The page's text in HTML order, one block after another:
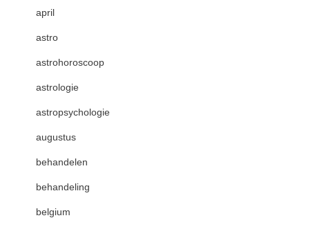
april
astro
astrohoroscoop
astrologie
astropsychologie
augustus
behandelen
behandeling
belgium